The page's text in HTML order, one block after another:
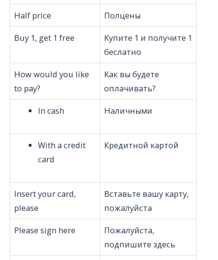
Half price
Полцены
Buy 1, get 1 free
Купите 1 и получите 1
беслатно
How would you like
to pay?
Как вы будете
оплачивать?
In cash
Наличными
With a credit
card
Кредитной картой
Insert your card,
please
Вставьте вашу карту,
пожалуйста
Please sign here
Пожалуйста,
подпишите здесь